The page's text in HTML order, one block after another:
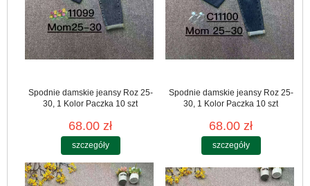
Spodnie damskie jeansy Roz 25-
30, 1 Kolor Paczka 10 szt
68.00 zł
szczegóły
Spodnie damskie jeansy Roz 25-
30, 1 Kolor Paczka 10 szt
68.00 zł
szczegóły